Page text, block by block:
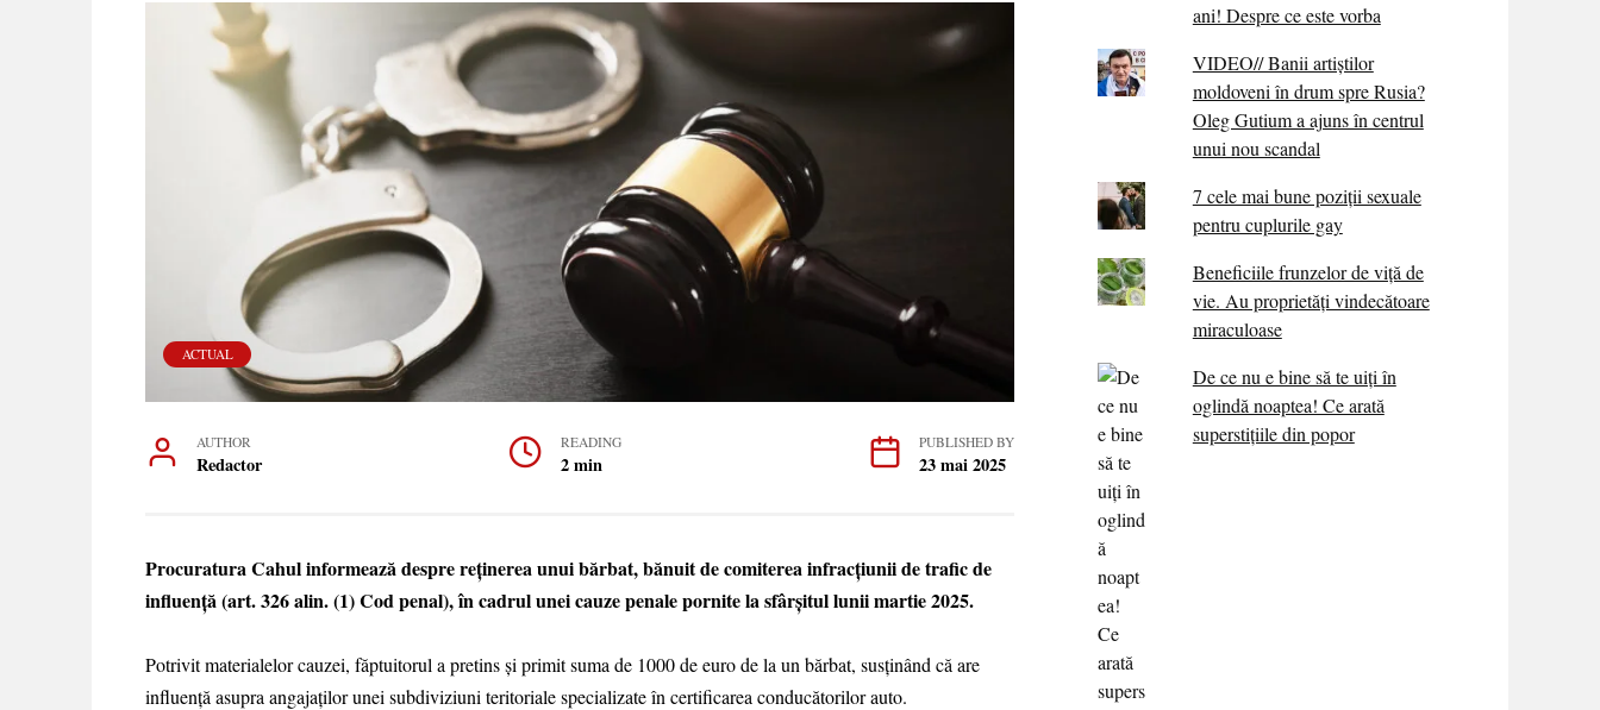
ACTUAL
AUTHOR
Redactor
READING
2 min
PUBLISHED BY
23 mai 2025
Procuratura Cahul informează despre reținerea unui bărbat, bănuit de comiterea infracțiunii de trafic de
influență (art. 326 alin. (1) Cod penal), în cadrul unei cauze penale pornite la sfârșitul lunii martie 2025.
Potrivit materialelor cauzei, făptuitorul a pretins și primit suma de 1000 de euro de la un bărbat, susținând că are
influență asupra angajaților unei subdiviziuni teritoriale specializate în certificarea conducătorilor auto.
ani! Despre ce este vorba
VIDEO// Banii artiștilor
moldoveni în drum spre Rusia?
Oleg Gutium a ajuns în centrul
unui nou scandal
7 cele mai bune poziții sexuale
pentru cuplurile gay
Beneficiile frunzelor de viță de
vie. Au proprietăţi vindecătoare
miraculoase
De ce nu e bine să te uiți în
oglindă noaptea! Ce arată
superstițiile din popor